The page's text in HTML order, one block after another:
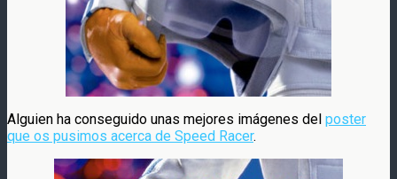
Alguien ha conseguido unas mejores imágenes del poster
que os pusimos acerca de Speed Racer.